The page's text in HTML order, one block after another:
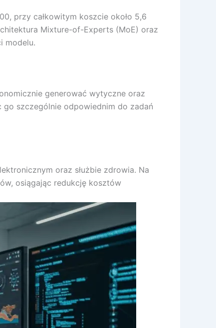
przy całkowitym koszcie około 5,6
Mixture-of-Experts (MoE) oraz
modelu.
generować wytyczne oraz
szczególnie odpowiednim do zadań
oraz służbie zdrowia. Na
osiągając redukcję kosztów